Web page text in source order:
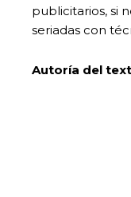
publicitarios, si
seriadas con
Autoría del